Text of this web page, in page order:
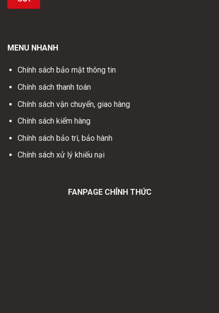
MENU NHANH
Chính sách bảo mật thông tin
Chính sách thanh toán
Chính sách vận chuyển, giao hàng
Chính sách kiểm hàng
Chính sách bảo trì, bảo hành
Chính sách xử lý khiếu nại
FANPAGE CHÍNH THỨC